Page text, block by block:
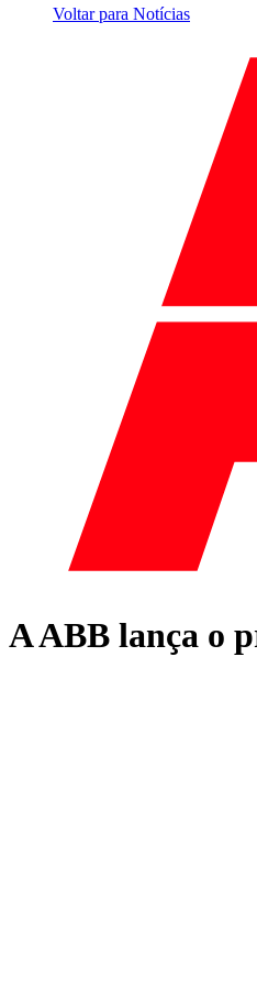
Voltar para Notícias
A ABB lança o